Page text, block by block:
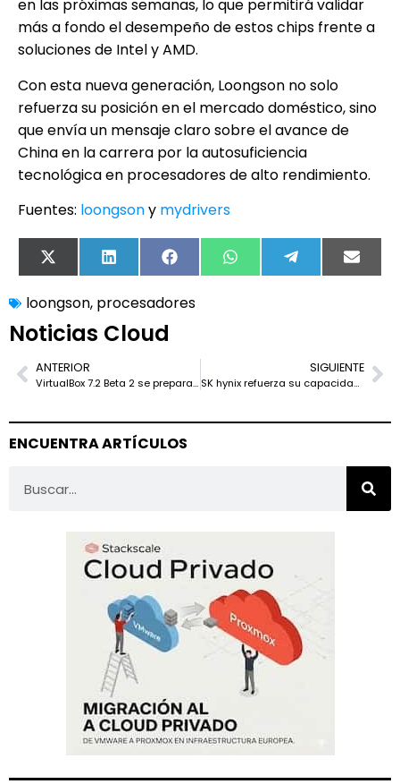
en las próximas semanas, lo que permitirá validar
más a fondo el desempeño de estos chips frente a
soluciones de Intel y AMD.
Con esta nueva generación, Loongson no solo
refuerza su posición en el mercado doméstico, sino
que envía un mensaje claro sobre el avance de
China en la carrera por la autosuficiencia
tecnológica en procesadores de alto rendimiento.
Fuentes: loongsony mydrivers
X
(Twitter)
LinkedIn FacebookWhatsApp TelegramEmail
loongson, procesadores
Noticias Cloud
ANTERIOR
VirtualBox 7.2 Beta 2 se prepara para Linux 6.16 y mejora el soporte para Windows 11 en ARM: ¿cómo se compara con VMware Workstation?
SIGUIENTE
SK hynix refuerza su capacidad de empaquetado con una nueva planta en Cheongju
ENCUENTRA ARTÍCULOS